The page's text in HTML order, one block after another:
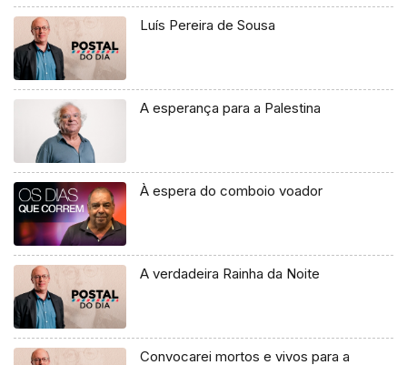
Luís Pereira de Sousa
A esperança para a Palestina
À espera do comboio voador
A verdadeira Rainha da Noite
Convocarei mortos e vivos para a